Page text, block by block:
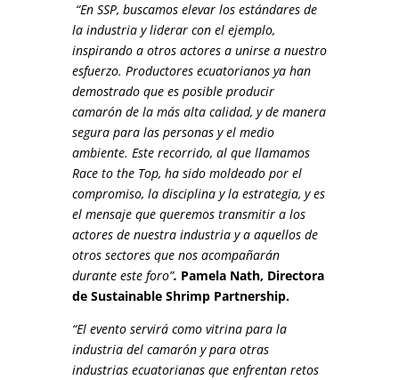
“En SSP, buscamos elevar los estándares de
la industria y liderar con el ejemplo,
inspirando a otros actores a unirse a nuestro
esfuerzo. Productores ecuatorianos ya han
demostrado que es posible producir
camarón de la más alta calidad, y de manera
segura para las personas y el medio
ambiente. Este recorrido, al que llamamos
Race to the Top, ha sido moldeado por el
compromiso, la disciplina y la estrategia, y es
el mensaje que queremos transmitir a los
actores de nuestra industria y a aquellos de
otros sectores que nos acompañarán
durante este foro”. Pamela Nath, Directora
de Sustainable Shrimp Partnership.
“El evento servirá como vitrina para la
industria del camarón y para otras
industrias ecuatorianas que enfrentan retos